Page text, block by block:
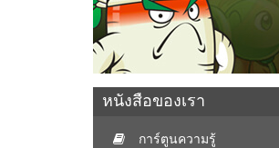
หนังสือของเรา
การ์ตูนความรู้